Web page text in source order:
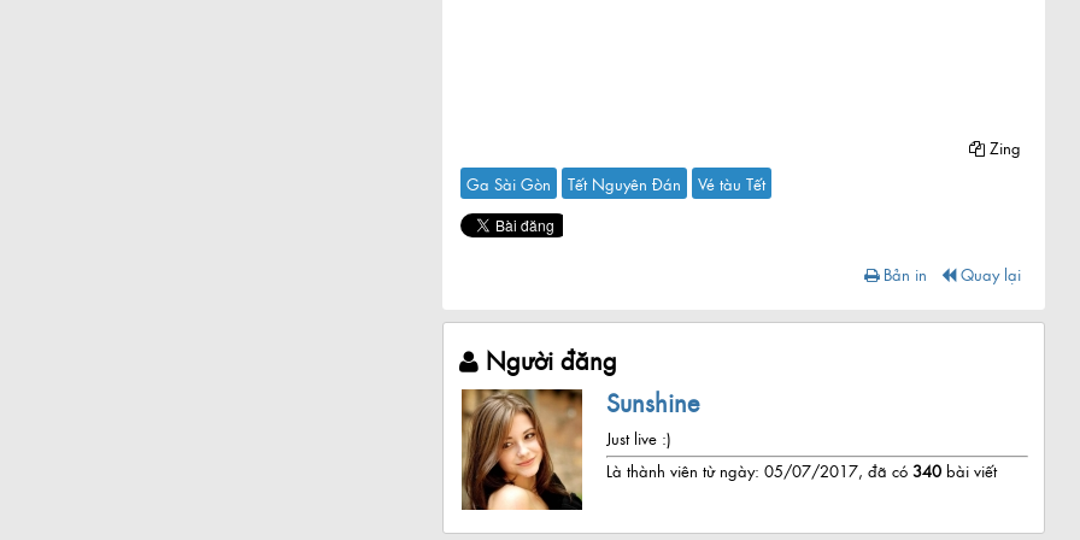
Zing
Ga Sài Gòn
Tết Nguyên Đán Vé tàu Tết
Bản in Quay lại
Người đăng
Sunshine
Just live :)
Là thành viên từ ngày: 05/07/2017, đã có 340 bài viết